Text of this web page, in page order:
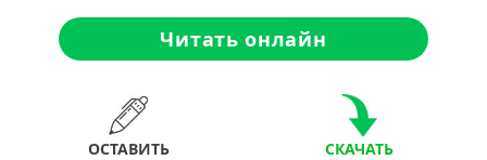
Читать онлайн
ОСТАВИТЬ
СКАЧАТЬ